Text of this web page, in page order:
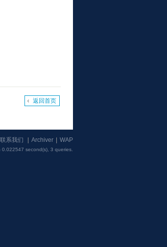
返回首页
联系我们 Archiver WAP
0.022547 second(s), 3 queries